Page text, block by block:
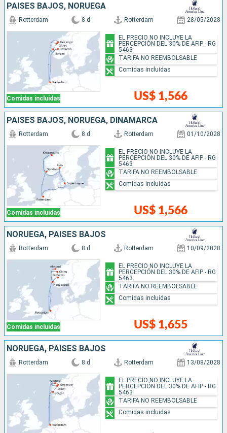
PAISES BAJOS, NORUEGA
Comidas incluidas
Rotterdam 8 d Rotterdam 28/05/2028
US$ 1,566
EL PRECIO NO INCLUYE LA
PERCEPCIÓN DEL 30% DE AFIP - RG
5463
TARIFA NO REEMBOLSABLE
Comidas incluidas
PAISES BAJOS, NORUEGA, DINAMARCA
Comidas incluidas
Rotterdam 8 d Rotterdam 01/10/2028
US$ 1,566
EL PRECIO NO INCLUYE LA
PERCEPCIÓN DEL 30% DE AFIP - RG
5463
TARIFA NO REEMBOLSABLE
Comidas incluidas
NORUEGA, PAISES BAJOS
Comidas incluidas
Rotterdam 8 d Rotterdam 10/09/2028
US$ 1,655
EL PRECIO NO INCLUYE LA
PERCEPCIÓN DEL 30% DE AFIP - RG
5463
TARIFA NO REEMBOLSABLE
Comidas incluidas
NORUEGA, PAISES BAJOS
Rotterdam 8 d Rotterdam 13/08/2028
EL PRECIO NO INCLUYE LA
PERCEPCIÓN DEL 30% DE AFIP - RG
5463
TARIFA NO REEMBOLSABLE
Comidas incluidas